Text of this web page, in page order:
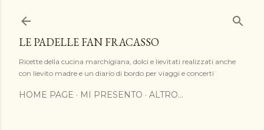
LE PADELLE FAN FRACASSO
Ricette della cucina marchigiana, dolci e lievitati realizzati anche
con lievito madre e un diario di bordo per viaggi e concerti
HOME PAGE MI PRESENTO ALTRO…